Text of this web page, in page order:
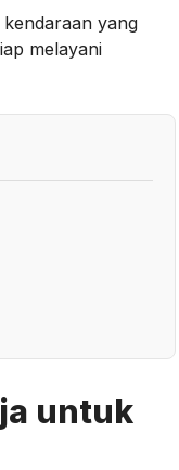
yang
melayani
untuk